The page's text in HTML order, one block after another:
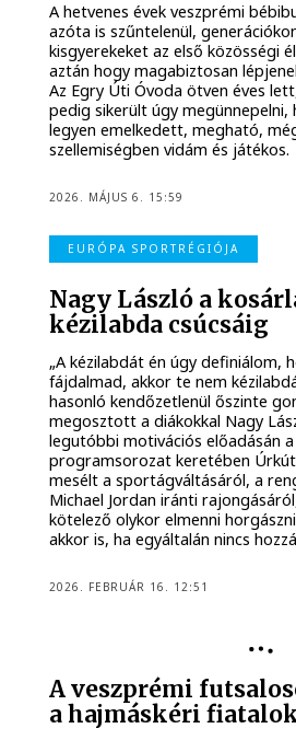
A hetvenes évek veszprémi
azóta is szűntelenül,
kisgyerekeket az első közösségi
aztán hogy magabiztosan
Az Egry Úti Óvoda ötven éves
pedig sikerült úgy megünnepelni,
legyen emelkedett, megható,
szellemiségben vidám és játékos.
2026. MÁJUS 6. 15:59
EURÓPA SPORTRÉGIÓJA
Nagy László a
kézilabda csúcsáig
„A kézilabdát én úgy definiálom,
fájdalmad, akkor te nem
hasonló kendőzetlenül őszinte
megosztott a diákokkal Nagy
legutóbbi motivációs előadásán
programsorozat keretében
mesélt a sportágváltásáról, a
Michael Jordan iránti
kötelező olykor elmenni
akkor is, ha egyáltalán nincs
2026. FEBRUÁR 16. 12:51
A veszprémi
a hajmáskéri